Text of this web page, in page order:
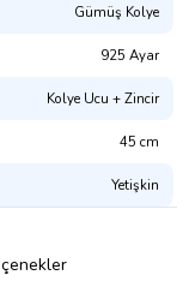
Gümüş Kolye
925 Ayar
Kolye Ucu + Zincir
45 cm
Yetişkin